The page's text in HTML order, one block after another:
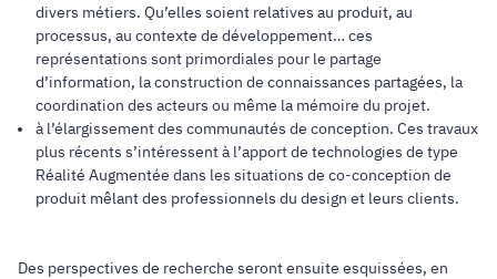
divers métiers. Qu’elles soient relatives au produit, au
processus, au contexte de développement… ces
représentations sont primordiales pour le partage
d’information, la construction de connaissances partagées, la
coordination des acteurs ou même la mémoire du projet.
à l’élargissement des communautés de conception. Ces travaux
plus récents s’intéressent à l’apport de technologies de type
Réalité Augmentée dans les situations de co-conception de
produit mêlant des professionnels du design et leurs clients.
Des perspectives de recherche seront ensuite esquissées, en